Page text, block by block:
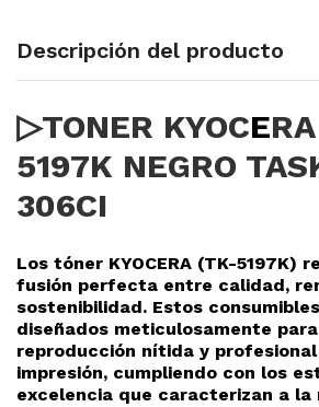
Descripción del producto
▷TONER KYOCE
5197K NEGRO
306CI
Los tóner KYOCERA (TK-5197K)
fusión perfecta entre calidad,
sostenibilidad. Estos
diseñados meticulosamente
reproducción nítida y
impresión, cumpliendo con los
excelencia que caracterizan a la